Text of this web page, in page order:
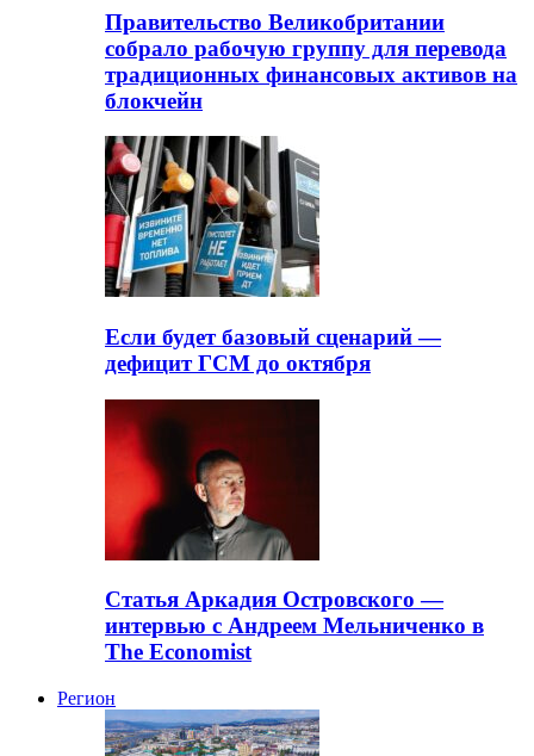
Правительство Великобритании
собрало рабочую группу для перевода
традиционных финансовых активов на
блокчейн
Если будет базовый сценарий —
дефицит ГСМ до октября
Статья Аркадия Островского —
интервью с Андреем Мельниченко в
The Economist
Регион